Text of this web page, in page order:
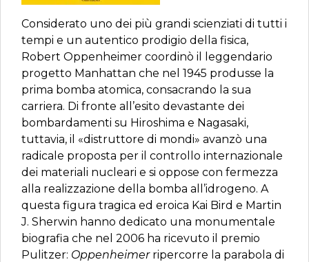
Considerato uno dei più grandi scienziati di tutti i
tempi e un autentico prodigio della fisica,
Robert Oppenheimer coordinò il leggendario
progetto Manhattan che nel 1945 produsse la
prima bomba atomica, consacrando la sua
carriera. Di fronte all’esito devastante dei
bombardamenti su Hiroshima e Nagasaki,
tuttavia, il «distruttore di mondi» avanzò una
radicale proposta per il controllo internazionale
dei materiali nucleari e si oppose con fermezza
alla realizzazione della bomba all’idrogeno. A
questa figura tragica ed eroica Kai Bird e Martin
J. Sherwin hanno dedicato una monumentale
biografia che nel 2006 ha ricevuto il premio
Pulitzer: Oppenheimerripercorre la parabola di